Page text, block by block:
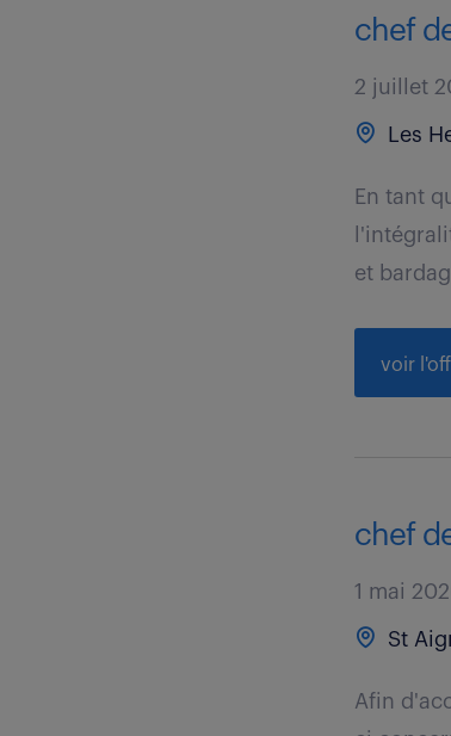
chef
2 juillet
Les
En tant
et
voir
chef
1 mai
St
Afin